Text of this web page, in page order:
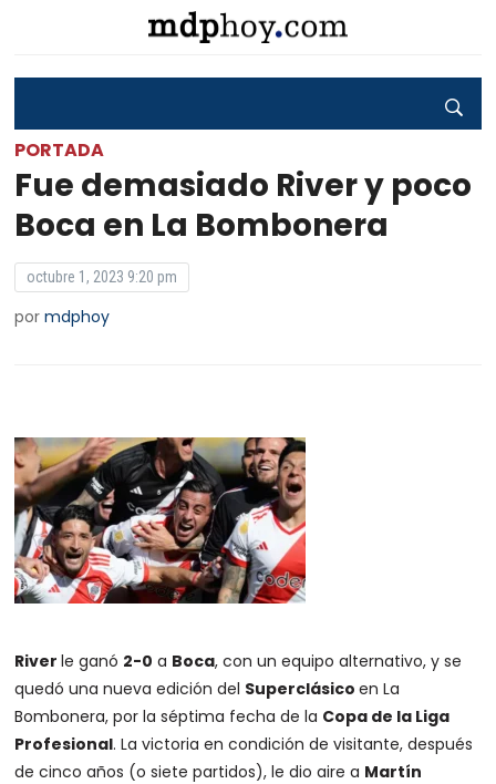
PORTADA
Fue demasiado River y poco
Boca en La Bombonera
octubre 1, 2023 9:20 pm
pormdphoy
Riverle ganó 2-0 a Boca, con un equipo alternativo, y se
quedó una nueva edición del Superclásicoen La
Bombonera, por la séptima fecha de la Copa de la Liga
Profesional. La victoria en condición de visitante, después
de cinco años (o siete partidos), le dio aire a Martín